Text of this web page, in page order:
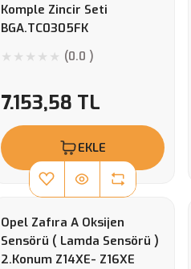
Komple Zincir Seti
BGA.TC0305FK
(0.0 )
7.153,58 TL
EKLE
Opel Zafıra A Oksijen
Sensörü ( Lamda Sensörü )
2.Konum Z14XE- Z16XE